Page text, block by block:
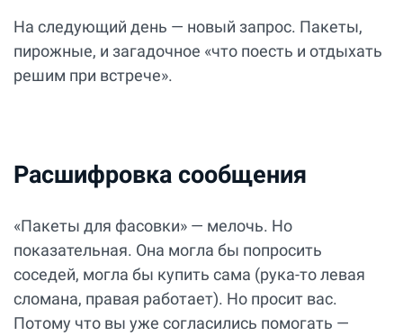
На следующий день — новый запрос. Пакеты,
пирожные, и загадочное «что поесть и отдыхать
решим при встрече».
Расшифровка сообщения
«Пакеты для фасовки» — мелочь. Но
показательная. Она могла бы попросить
соседей, могла бы купить сама (рука-то левая
сломана, правая работает). Но просит вас.
Потому что вы уже согласились помогать —